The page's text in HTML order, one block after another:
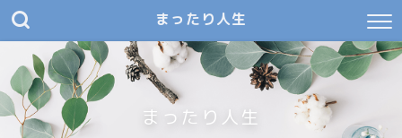
まったり人生
まったり人生